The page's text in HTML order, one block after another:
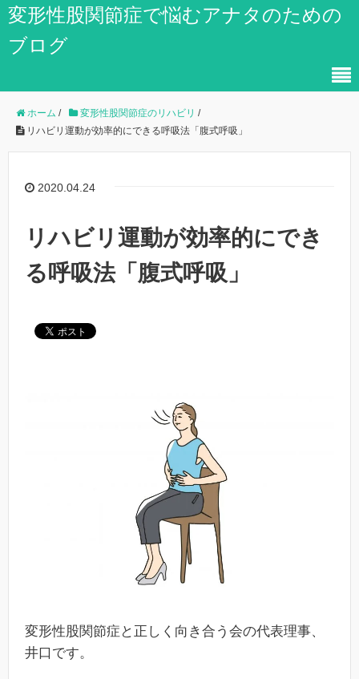
変形性股関節症で悩むアナタのための
ブログ
ホーム / 変形性股関節症のリハビリ /
リハビリ運動が効率的にできる呼吸法「腹式呼吸」
2020.04.24
リハビリ運動が効率的にでき
る呼吸法「腹式呼吸」
変形性股関節症と正しく向き合う会の代表理事、
井口です。